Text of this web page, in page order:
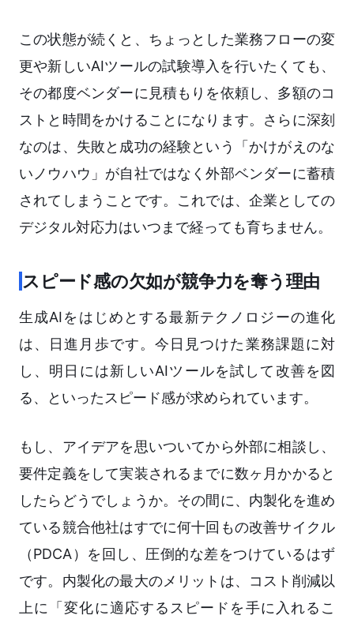
この状態が続くと、ちょっとした業務フローの変
更や新しいAIツールの試験導入を行いたくても、
その都度ベンダーに見積もりを依頼し、多額のコ
ストと時間をかけることになります。さらに深刻
なのは、失敗と成功の経験という「かけがえのな
いノウハウ」が自社ではなく外部ベンダーに蓄積
されてしまうことです。これでは、企業としての
デジタル対応力はいつまで経っても育ちません。
スピード感の欠如が競争力を奪う理由
生成AIをはじめとする最新テクノロジーの進化
は、日進月歩です。今日見つけた業務課題に対
し、明日には新しいAIツールを試して改善を図
る、といったスピード感が求められています。
もし、アイデアを思いついてから外部に相談し、
要件定義をして実装されるまでに数ヶ月かかると
したらどうでしょうか。その間に、内製化を進め
ている競合他社はすでに何十回もの改善サイクル
（PDCA）を回し、圧倒的な差をつけているはず
です。内製化の最大のメリットは、コスト削減以
上に「変化に適応するスピードを手に入れるこ